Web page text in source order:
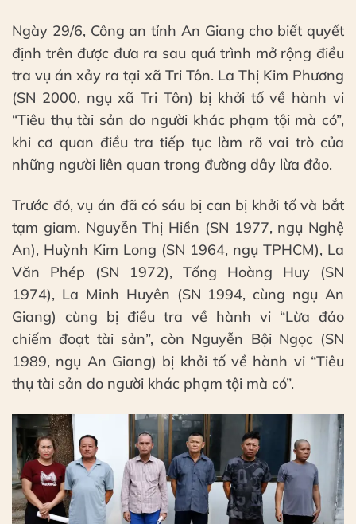
Ngày 29/6, Công an tỉnh An Giang cho biết quyết
định trên được đưa ra sau quá trình mở rộng điều
tra vụ án xảy ra tại xã Tri Tôn. La Thị Kim Phương
(SN 2000, ngụ xã Tri Tôn) bị khởi tố về hành vi
“Tiêu thụ tài sản do người khác phạm tội mà có”,
khi cơ quan điều tra tiếp tục làm rõ vai trò của
những người liên quan trong đường dây lừa đảo.
Trước đó, vụ án đã có sáu bị can bị khởi tố và bắt
tạm giam. Nguyễn Thị Hiền (SN 1977, ngụ Nghệ
An), Huỳnh Kim Long (SN 1964, ngụ TPHCM), La
Văn Phép (SN 1972), Tống Hoàng Huy (SN
1974), La Minh Huyên (SN 1994, cùng ngụ An
Giang) cùng bị điều tra về hành vi “Lừa đảo
chiếm đoạt tài sản”, còn Nguyễn Bội Ngọc (SN
1989, ngụ An Giang) bị khởi tố về hành vi “Tiêu
thụ tài sản do người khác phạm tội mà có”.